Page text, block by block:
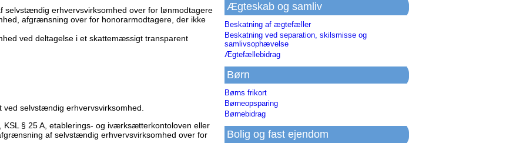
selvstændig erhvervsvirksomhed over for lønmodtagere
afgrænsning over for honorarmodtagere, der ikke
ved deltagelse i et skattemæssigt transparent
selvstændig erhvervsvirksomhed.
KSL § 25 A, etablerings- og iværksætterkontoloven eller
af selvstændig erhvervsvirksomhed over for
Ægteskab og samliv
Beskatning af ægtefæller
Beskatning ved separation, skilsmisse og
samlivsophævelse
Ægtefællebidrag
Børn
Børns frikort
Børneopsparing
Børnebidrag
Bolig og fast ejendom